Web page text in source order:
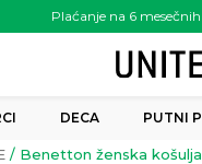
Plaćanje na 6
DECA PUTNI
Benetton ženska košulja